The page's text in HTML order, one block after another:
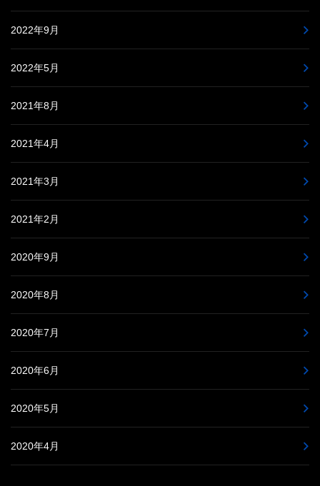
2022年9月
2022年5月
2021年8月
2021年4月
2021年3月
2021年2月
2020年9月
2020年8月
2020年7月
2020年6月
2020年5月
2020年4月